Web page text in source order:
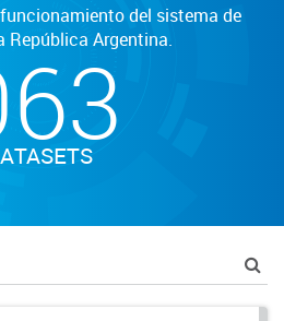
del sistema de
República Argentina.